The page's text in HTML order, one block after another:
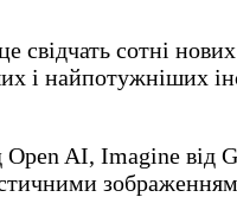
сотні
і найпотужніших
Open AI, Imagine